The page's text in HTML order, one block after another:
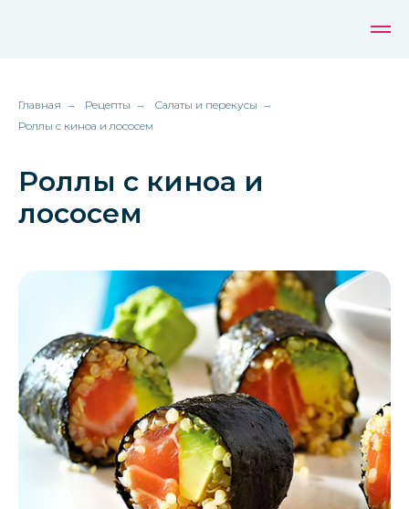
Главная → Рецепты → Салаты и перекусы →
Роллы с киноа и лососем
Роллы с киноа и
лососем